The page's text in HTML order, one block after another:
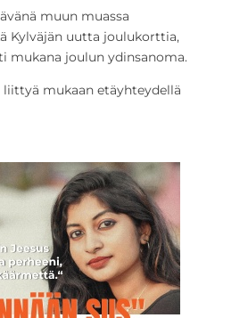
muun muassa
Kylväjän uutta joulukorttia,
mukana joulun ydinsanoma.
liittyä mukaan etäyhteydellä